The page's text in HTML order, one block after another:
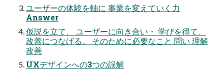
ユーザーの体験を軸に 事業を変えていく力
Answer
仮説を立て、 ユーザーに向き合い・ 学びを得て、
改善につなげる。 そのために必要なこと 問い 理解
改善
UXデザインへの3つの誤解